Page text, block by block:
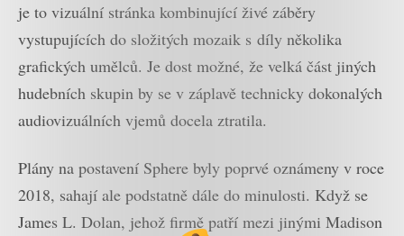
je to vizuální stránka kombinující živé záběry
vystupujících do složitých mozaik s díly několika
grafických umělců. Je dost možné, že velká část jiných
hudebních skupin by se v záplavě technicky dokonalých
audiovizuálních vjemů docela ztratila.
Plány na postavení Sphere byly poprvé oznámeny v roce
2018, sahají ale podstatně dále do minulosti. Když se
James L. Dolan, jehož firmě patří mezi jinými Madison